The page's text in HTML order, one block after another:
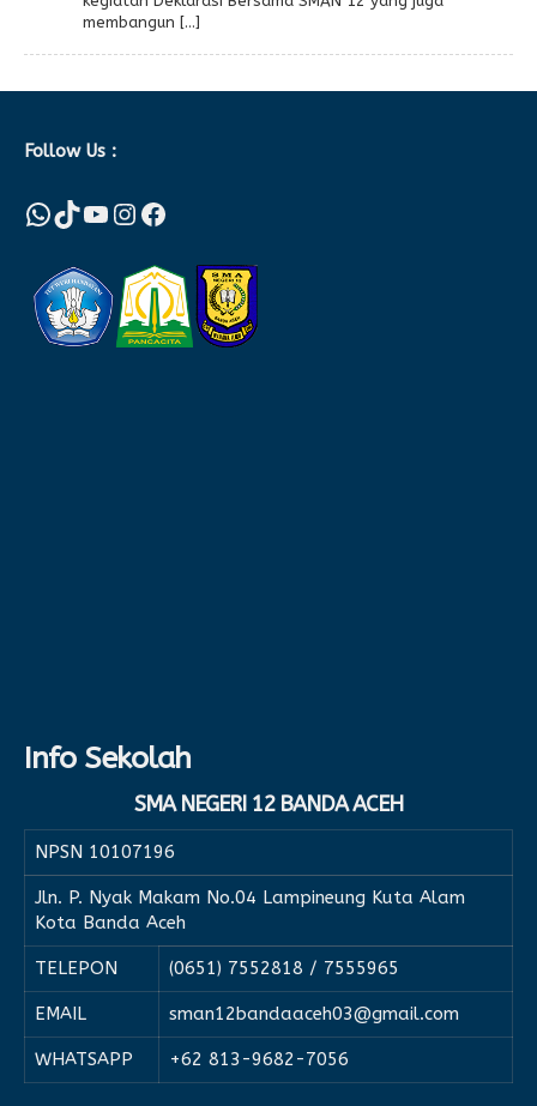
membangun […]
Follow Us :
WhatsApp
TikTok
YouTube
Instagram
Facebook
Info Sekolah
SMA NEGERI 12 BANDA ACEH
NPSN 10107196
Jln. P. Nyak Makam No.04 Lampineung Kuta Alam
Kota Banda Aceh
TELEPON (0651) 7552818 / 7555965
EMAIL sman12bandaaceh03@gmail.com
WHATSAPP +62 813-9682-7056